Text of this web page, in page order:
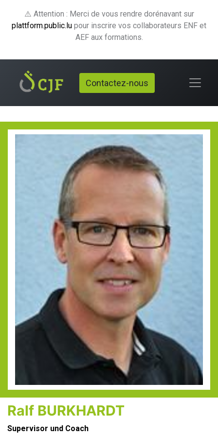
⚠️ Attention : Merci de vous rendre dorénavant sur
plattform.public.lu pour inscrire vos collaborateurs ENF et
AEF aux formations.
Contactez-nous
Ralf BURKHARDT
Supervisor und Coach